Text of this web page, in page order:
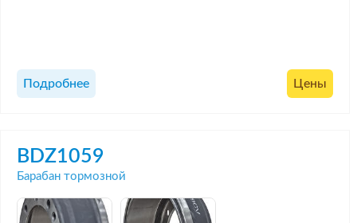
Подробнее Цены
BDZ1059
Барабан тормозной